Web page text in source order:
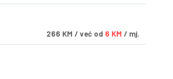
266 KM / već od 6 KM / mj.